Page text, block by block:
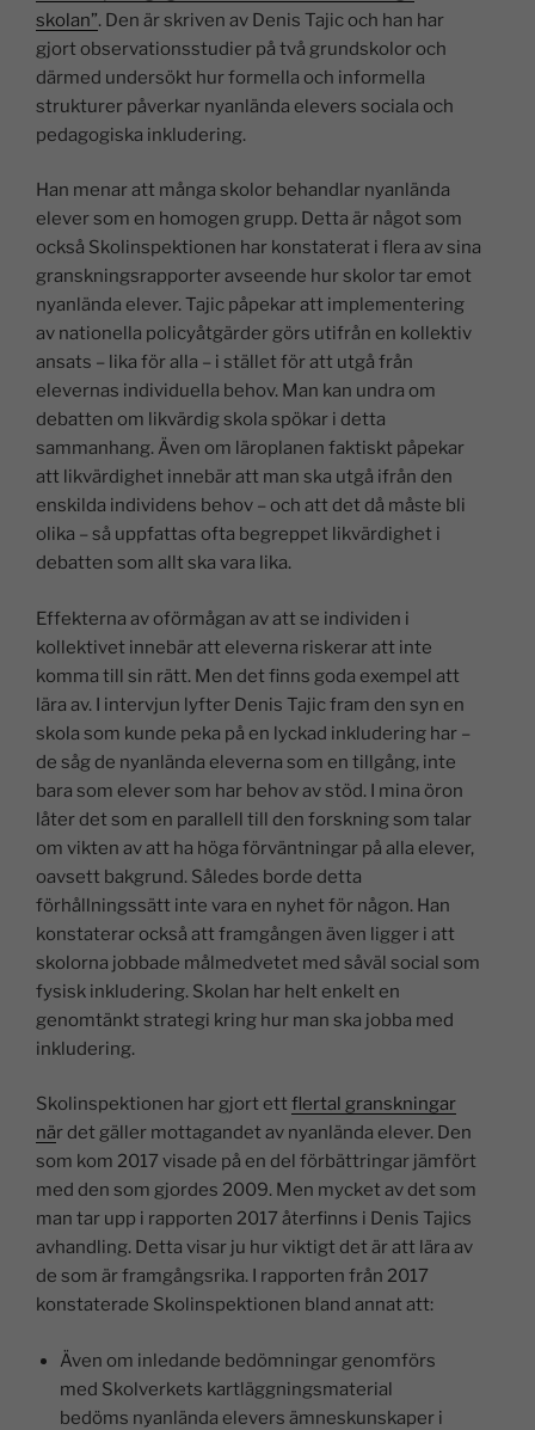
skolan”. Den är skriven av Denis Tajic och han har
gjort observationsstudier på två grundskolor och
därmed undersökt hur formella och informella
strukturer påverkar nyanlända elevers sociala och
pedagogiska inkludering.
Han menar att många skolor behandlar nyanlända
elever som en homogen grupp. Detta är något som
också Skolinspektionen har konstaterat i flera av sina
granskningsrapporter avseende hur skolor tar emot
nyanlända elever. Tajic påpekar att implementering
av nationella policyåtgärder görs utifrån en kollektiv
ansats – lika för alla – i stället för att utgå från
elevernas individuella behov. Man kan undra om
debatten om likvärdig skola spökar i detta
sammanhang. Även om läroplanen faktiskt påpekar
att likvärdighet innebär att man ska utgå ifrån den
enskilda individens behov – och att det då måste bli
olika – så uppfattas ofta begreppet likvärdighet i
debatten som allt ska vara lika.
Effekterna av oförmågan av att se individen i
kollektivet innebär att eleverna riskerar att inte
komma till sin rätt. Men det finns goda exempel att
lära av. I intervjun lyfter Denis Tajic fram den syn en
skola som kunde peka på en lyckad inkludering har –
de såg de nyanlända eleverna som en tillgång, inte
bara som elever som har behov av stöd. I mina öron
låter det som en parallell till den forskning som talar
om vikten av att ha höga förväntningar på alla elever,
oavsett bakgrund. Således borde detta
förhållningssätt inte vara en nyhet för någon. Han
konstaterar också att framgången även ligger i att
skolorna jobbade målmedvetet med såväl social som
fysisk inkludering. Skolan har helt enkelt en
genomtänkt strategi kring hur man ska jobba med
inkludering.
Skolinspektionen har gjort ettflertal granskningar
när det gäller mottagandet av nyanlända elever. Den
som kom 2017 visade på en del förbättringar jämfört
med den som gjordes 2009. Men mycket av det som
man tar upp i rapporten 2017 återfinns i Denis Tajics
avhandling. Detta visar ju hur viktigt det är att lära av
de som är framgångsrika. I rapporten från 2017
konstaterade Skolinspektionen bland annat att:
Även om inledande bedömningar genomförs
med Skolverkets kartläggningsmaterial
bedöms nyanlända elevers ämneskunskaper i